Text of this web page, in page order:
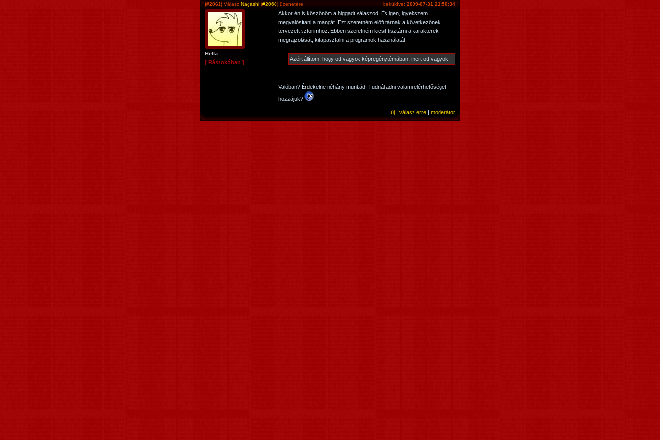
beküldve: 2009-07-31 21:50:34
(#2061) Válasz Nagashi (#2060) üzenetére
Hella
[ Rászokóban ]
Akkor én is köszönöm a higgadt válaszod. És igen, igyekszem
megvalósítani a mangát. Ezt szeretném előfutárnak a következőnek
tervezett sztorimhoz. Ebben szeretném kicsit tisztárni a karakterek
megrajzolását, kitapasztalni a programok használatát.
Azért állítom, hogy ott vagyok képregénytémában, mert ott vagyok.
Valóban? Érdekelne néhány munkád. Tudnál adni valami elérhetőséget
hozzájuk?
új | válasz erre | moderátor